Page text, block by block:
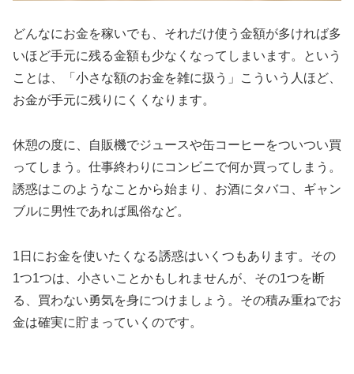
どんなにお金を稼いでも、それだけ使う金額が多ければ多
いほど手元に残る金額も少なくなってしまいます。という
ことは、「小さな額のお金を雑に扱う」こういう人ほど、
お金が手元に残りにくくなります。
休憩の度に、自販機でジュースや缶コーヒーをついつい買
ってしまう。仕事終わりにコンビニで何か買ってしまう。
誘惑はこのようなことから始まり、お酒にタバコ、ギャン
ブルに男性であれば風俗など。
1日にお金を使いたくなる誘惑はいくつもあります。その
1つ1つは、小さいことかもしれませんが、その1つを断
る、買わない勇気を身につけましょう。その積み重ねでお
金は確実に貯まっていくのです。